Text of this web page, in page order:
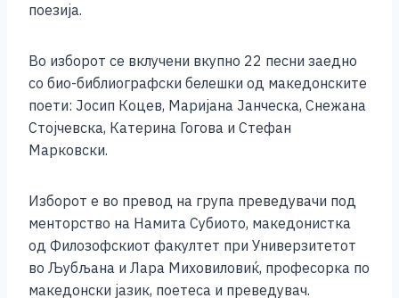
поезија.
Во изборот се вклучени вкупно 22 песни заедно
со био-библиографски белешки од македонските
поети: Јосип Коцев, Маријана Јанческа, Снежана
Стојчевска, Катерина Гогова и Стефан
Марковски.
Изборот е во превод на група преведувачи под
менторство на Намита Субиото, македонистка
од Филозофскиот факултет при Универзитетот
во Љубљана и Лара Миховиловиќ, професорка по
македонски јазик, поетеса и преведувач.